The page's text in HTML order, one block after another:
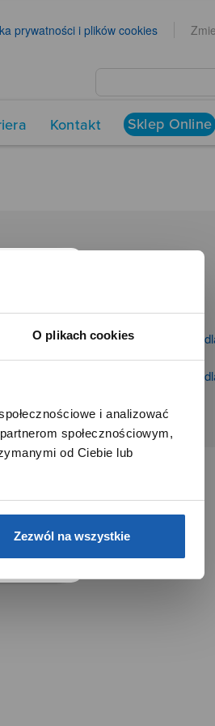
O plikach cookies
i analizować
społecznościowym,
od Ciebie lub
Zezwól na wszystkie
prywatności i plików cookies
Kontakt Sklep Online
Kontakt dla mediów
Informacje firmowe i
Zibi S.A.
Informacje firmowe i
i